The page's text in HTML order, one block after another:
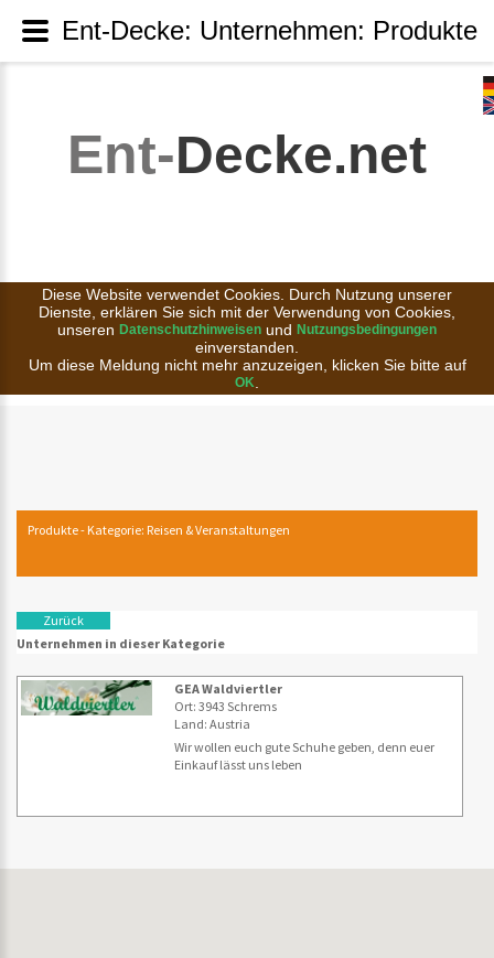
Ent-Decke.net
Diese Website verwendet Cookies. Durch Nutzung unserer
Dienste, erklären Sie sich mit der Verwendung von Cookies,
unseren Datenschutzhinweisen und Nutzungsbedingungen
einverstanden.
Um diese Meldung nicht mehr anzuzeigen, klicken Sie bitte auf
OK
Produkte - Kategorie: Reisen & Veranstaltungen
Zurück
Unternehmen in dieser Kategorie
GEA Waldviertler
Ort: 3943 Schrems
Land: Austria
Wir wollen euch gute Schuhe geben, denn euer
Einkauf lässt uns leben
Ent-Decke: Unternehmen: Produkte